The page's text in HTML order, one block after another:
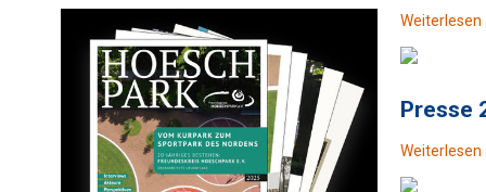
Weiterlesen …
Presse
Weiterlesen …